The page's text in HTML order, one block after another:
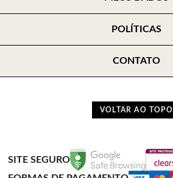
POLÍTICAS
CONTATO
VOLTAR AO TOPO
SITE SEGURO